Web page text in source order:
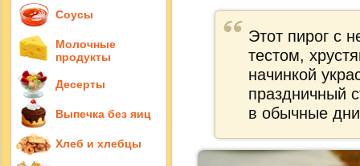
Этот пирог с
тестом,
начинкой
праздничный
в обычные
Соусы
Молочные
продукты
Десерты
Выпечка без яиц
Хлеб и хлебцы